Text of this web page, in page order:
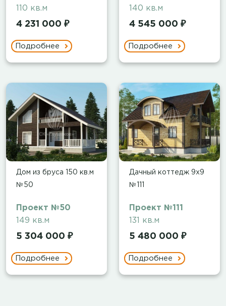
110 кв.м
4 231 000 ₽
Подробнее
140 кв.м
4 545 000 ₽
Подробнее
Дом из бруса 150 кв.м
№50
Проект №50
149 кв.м
5 304 000 ₽
Подробнее
Дачный коттедж 9х9
№111
Проект №111
131 кв.м
5 480 000 ₽
Подробнее